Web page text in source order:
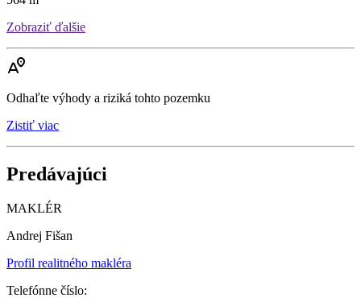
Zobraziť ďalšie
Odhaľte výhody a riziká tohto pozemku
Zistiť viac
Predávajúci
MAKLÉR
Andrej Fišan
Profil realitného makléra
Telefónne číslo: